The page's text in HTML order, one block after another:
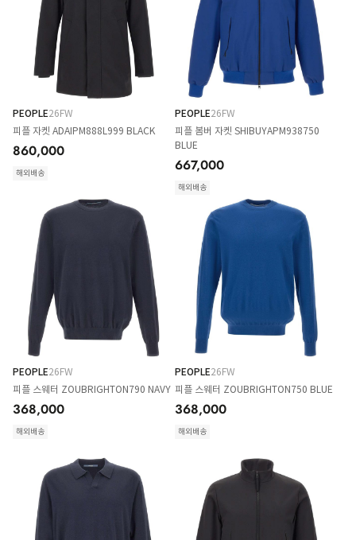
PEOPLE26FW
피플 자켓 ADAIPM888L999 BLACK
860,000
해외배송
PEOPLE26FW
피플 봄버 자켓 SHIBUYAPM938750
BLUE
667,000
해외배송
PEOPLE26FW
피플 스웨터 ZOUBRIGHTON790 NAVY
368,000
해외배송
PEOPLE26FW
피플 스웨터 ZOUBRIGHTON750 BLUE
368,000
해외배송